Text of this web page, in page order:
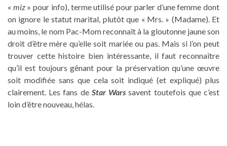
« miz» pour info), terme utilisé pour parler d’une femme dont
on ignore le statut marital, plutôt que « Mrs. » (Madame). Et
au moins, le nom Pac-Mom reconnaît à la gloutonne jaune son
droit d’être mère qu’elle soit mariée ou pas. Mais si l’on peut
trouver cette histoire bien intéressante, il faut reconnaître
qu’il est toujours gênant pour la préservation qu’une œuvre
soit modifiée sans que cela soit indiqué (et expliqué) plus
clairement. Les fans de Star Wars savent toutefois que c’est
loin d’être nouveau, hélas.